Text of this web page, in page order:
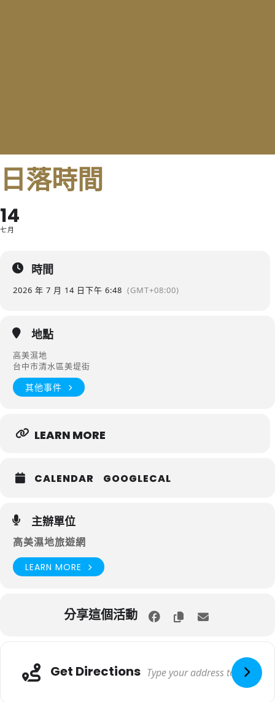
日落時間
14
七月
時間
2026 年 7 月 14 日下午 6:48 (GMT+08:00)
地點
高美濕地
台中市清水區美堤街
其他事件
LEARN MORE
CALENDAR GOOGLECAL
主辦單位
高美濕地旅遊網
LEARN MORE
分享這個活動
Get Directions